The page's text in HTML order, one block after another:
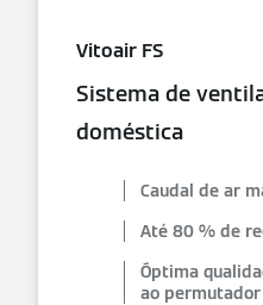
Vitoair FS
Sistema de
doméstica
Caudal de ar
Até 80 % de
Óptima
ao